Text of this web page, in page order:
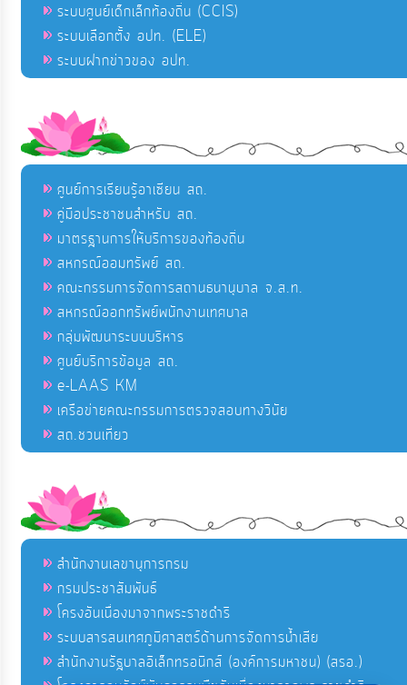
ระบบศูนย์เด็กเล็กท้องถิ่น (CCIS)
ระบบเลือกตั้ง อปท. (ELE)
ระบบฝากข่าวของ อปท.
ศูนย์การเรียนรู้อาเซียน สถ.
คู่มือประชาชนสำหรับ สถ.
มาตรฐานการให้บริการของท้องถิ่น
สหกรณ์ออมทรัพย์ สถ.
คณะกรรมการจัดการสถานธนานุบาล จ.ส.ท.
สหกรณ์ออกทรัพย์พนักงานเทศบาล
กลุ่มพัฒนาระบบบริหาร
ศูนย์บริการข้อมูล สถ.
e-LAAS KM
เครือข่ายคณะกรรมการตรวจสอบทางวินัย
สถ.ชวนเที่ยว
สำนักงานเลขานุการกรม
กรมประชาสัมพันธ์
โครงอันเนื่องมาจากพระราชดำริ
ระบบสารสนเทศภูมิศาสตร์ด้านการจัดการน้ำเสีย
สำนักงานรัฐบาลอิเล็กทรอนิกส์ (องค์การมหาชน) (สรอ.)